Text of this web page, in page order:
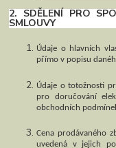
2. SDĚLENÍ PRO
SMLOUVY
Údaje o hlavních
přímo v popisu
Údaje o totožnosti
pro doručování
obchodních
Cena prodávaného
uvedená v jejich